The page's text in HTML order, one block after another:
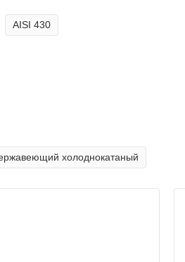
AISI 430
холоднокатаный